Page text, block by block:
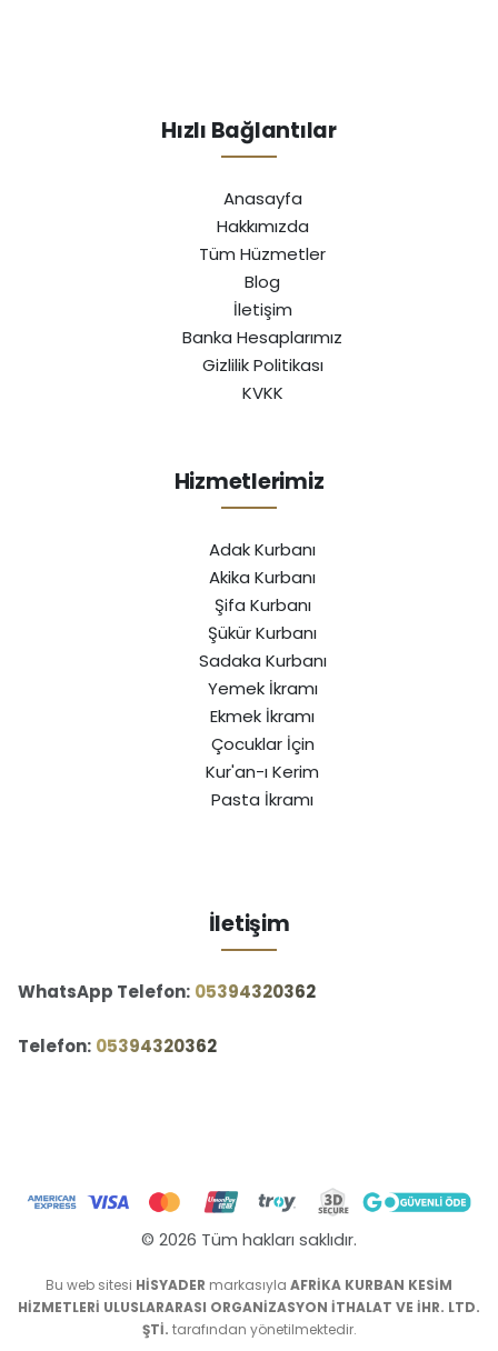
Hızlı Bağlantılar
Anasayfa
Hakkımızda
Tüm Hüzmetler
Blog
İletişim
Banka Hesaplarımız
Gizlilik Politikası
KVKK
Hizmetlerimiz
Adak Kurbanı
Akika Kurbanı
Şifa Kurbanı
Şükür Kurbanı
Sadaka Kurbanı
Yemek İkramı
Ekmek İkramı
Çocuklar İçin
Kur'an-ı Kerim
Pasta İkramı
İletişim
WhatsApp Telefon: ‪05394320362‬
Telefon: ‪05394320362‬
© 2026 Tüm hakları saklıdır.
Bu web sitesi HİSYADER markasıyla AFRİKA KURBAN KESİM
HİZMETLERİ ULUSLARARASI ORGANİZASYON İTHALAT VE İHR. LTD.
ŞTİ. tarafından yönetilmektedir.